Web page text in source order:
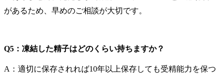
があるため、早めのご相談が大切です。
Q5：凍結した精子はどのくらい持ちますか？
A：適切に保存されれば10年以上保存しても受精能力を保つ